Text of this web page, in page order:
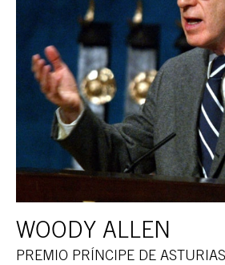
WOODY ALLEN
PREMIO PRÍNCIPE DE